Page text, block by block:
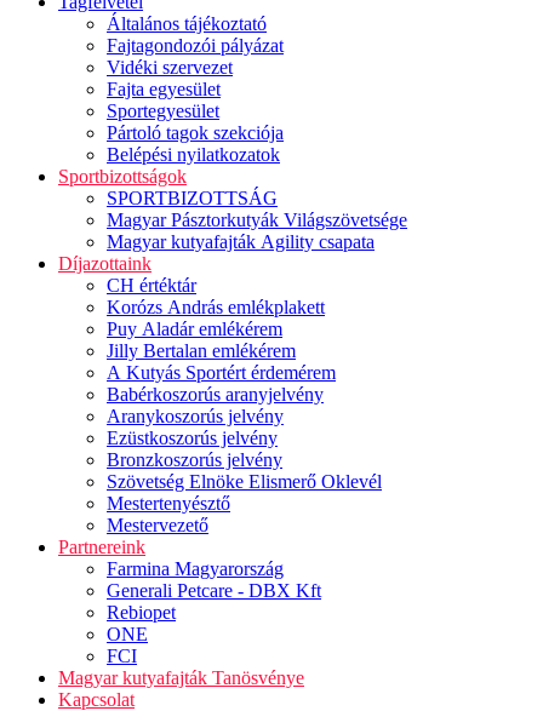
Általános tájékoztató
Fajtagondozói pályázat
Vidéki szervezet
Fajta egyesület
Sportegyesület
Pártoló tagok szekciója
Belépési nyilatkozatok
Sportbizottságok
SPORTBIZOTTSÁG
Magyar Pásztorkutyák Világszövetsége
Magyar kutyafajták Agility csapata
Díjazottaink
CH értéktár
Korózs András emlékplakett
Puy Aladár emlékérem
Jilly Bertalan emlékérem
A Kutyás Sportért érdemérem
Babérkoszorús aranyjelvény
Aranykoszorús jelvény
Ezüstkoszorús jelvény
Bronzkoszorús jelvény
Szövetség Elnöke Elismerő Oklevél
Mestertenyésztő
Mestervezető
Partnereink
Farmina Magyarország
Generali Petcare - DBX Kft
Rebiopet
ONE
FCI
Magyar kutyafajták Tanösvénye
Kapcsolat